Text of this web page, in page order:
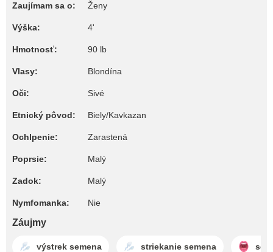
Zaujímam sa o: Ženy
Výška: 4'
Hmotnosť: 90 lb
Vlasy: Blondína
Oči: Sivé
Etnický pôvod: Biely/Kavkazan
Ochlpenie: Zarastená
Poprsie: Malý
Zadok: Malý
Nymfomanka: Nie
Záujmy
výstrek semena striekanie semena